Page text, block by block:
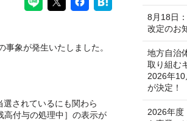
象が発生いたしました。
されているにも関わら
高付与の処理中］の表示が
8月18日
改定のお
地方自治
取り組む
2026年
が決定！
2026年度